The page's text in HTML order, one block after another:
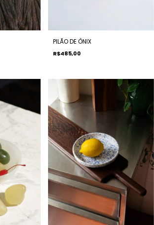
PILÃO DE ÔNIX
R$485,00